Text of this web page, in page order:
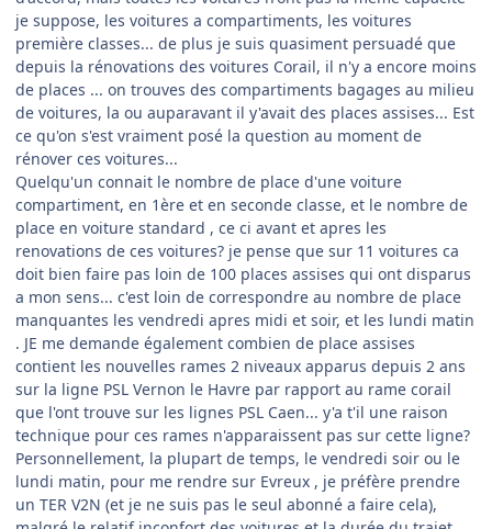
je suppose, les voitures a compartiments, les voitures
première classes... de plus je suis quasiment persuadé que
depuis la rénovations des voitures Corail, il n'y a encore moins
de places ... on trouves des compartiments bagages au milieu
de voitures, la ou auparavant il y'avait des places assises... Est
ce qu'on s'est vraiment posé la question au moment de
rénover ces voitures...
Quelqu'un connait le nombre de place d'une voiture
compartiment, en 1ère et en seconde classe, et le nombre de
place en voiture standard , ce ci avant et apres les
renovations de ces voitures? je pense que sur 11 voitures ca
doit bien faire pas loin de 100 places assises qui ont disparus
a mon sens... c'est loin de correspondre au nombre de place
manquantes les vendredi apres midi et soir, et les lundi matin
. JE me demande également combien de place assises
contient les nouvelles rames 2 niveaux apparus depuis 2 ans
sur la ligne PSL Vernon le Havre par rapport au rame corail
que l'ont trouve sur les lignes PSL Caen... y'a t'il une raison
technique pour ces rames n'apparaissent pas sur cette ligne?
Personnellement, la plupart de temps, le vendredi soir ou le
lundi matin, pour me rendre sur Evreux , je préfère prendre
un TER V2N (et je ne suis pas le seul abonné a faire cela),